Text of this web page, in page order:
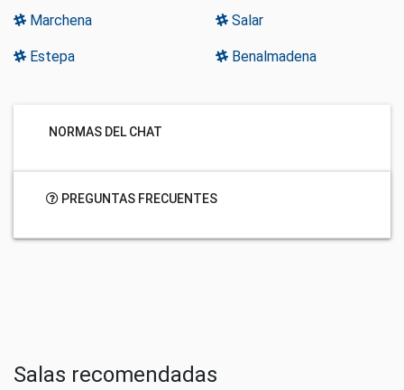
Marchena Salar
Estepa Benalmadena
NORMAS DEL CHAT
PREGUNTAS FRECUENTES
Salas recomendadas